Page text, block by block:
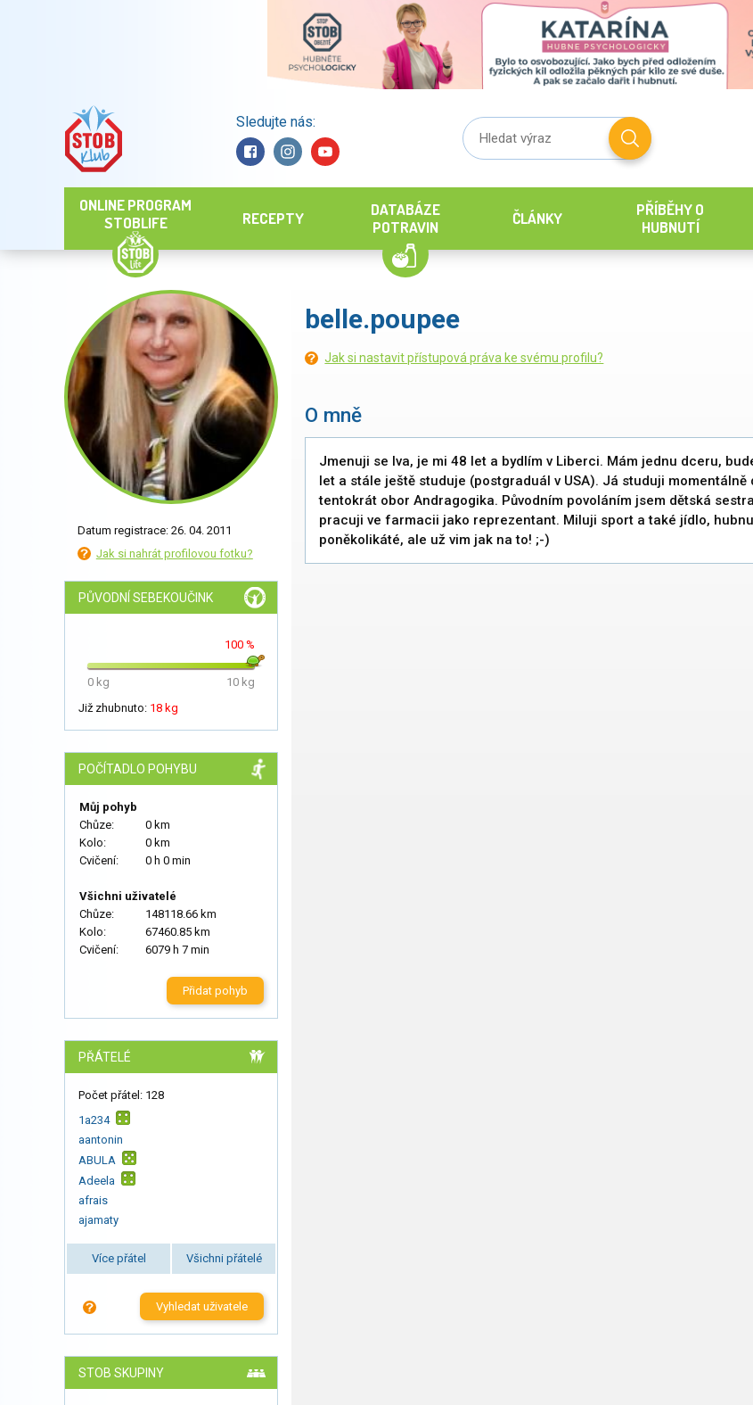
Sledujte nás:
ONLINE PROGRAM
STOBLIFE
RECEPTY
DATABÁZE
POTRAVIN
ČLÁNKY
PŘÍBĚHY O
HUBNUTÍ
Datum registrace: 26. 04. 2011
Jak si nahrát profilovou fotku?
PŮVODNÍ SEBEKOUČINK
100 %
0 kg
10 kg
Již zhubnuto: 18 kg
POČÍTADLO POHYBU
Můj pohyb
Chůze:
0 km
Kolo:
0 km
Cvičení:
0 h 0 min
Všichni uživatelé
Chůze:
148118.66 km
Kolo:
67460.85 km
Cvičení:
6079 h 7 min
Přidat pohyb
PŘÁTELÉ
Počet přátel: 128
1a234
aantonin
ABULA
Adeela
afrais
ajamaty
Více přátel Všichni přátelé
Vyhledat uživatele
STOB SKUPINY
belle.poupee
Jak si nastavit přístupová práva ke svému profilu?
O mně
Jmenuji se Iva, je mi 48 let a bydlím v Liberci. Mám jednu dceru,
let a stále ještě studuje (postgraduál v USA). Já studuji momentálně
tentokrát obor Andragogika. Původním povoláním jsem dětská
pracuji ve farmacii jako reprezentant. Miluji sport a také jídlo,
poněkolikáté, ale už vim jak na to! ;-)